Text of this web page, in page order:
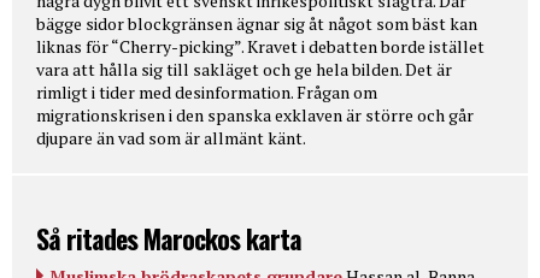
bägge sidor blockgränsen ägnar sig åt något som bäst kan
liknas för “Cherry-picking”. Kravet i debatten borde istället
vara att hålla sig till sakläget och ge hela bilden. Det är
rimligt i tider med desinformation. Frågan om
migrationskrisen i den spanska exklaven är större och går
djupare än vad som är allmänt känt.
Så ritades Marockos karta